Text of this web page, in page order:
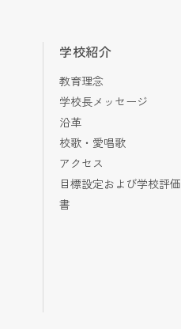
学校紹介
教育理念
学校長メッセージ
沿革
校歌・愛唱歌
アクセス
目標設定および学校評価
書